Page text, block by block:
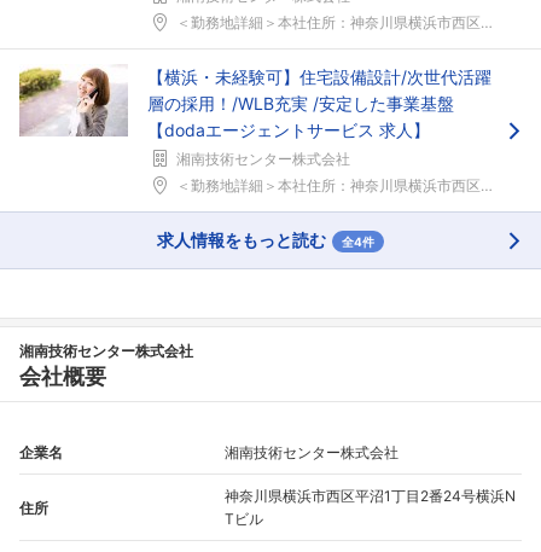
＜勤務地詳細＞本社住所：神奈川県横浜市西区平沼1-...
【横浜・未経験可】住宅設備設計/次世代活躍
層の採用！/WLB充実 /安定した事業基盤
【dodaエージェントサービス 求人】
湘南技術センター株式会社
＜勤務地詳細＞本社住所：神奈川県横浜市西区平沼1-...
求人情報をもっと読む 全4件
湘南技術センター株式会社
会社概要
企業名 湘南技術センター株式会社
住所
神奈川県横浜市西区平沼1丁目2番24号横浜N
Tビル